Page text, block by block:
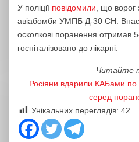
У поліції повідомили , що ворог
авіабомби УМПБ Д-30 СН.
осколкові поранення отримав
госпіталізовано до лікарні.
Читайте
Росіяни вдарили КАБами по
серед
Унікальних переглядів: 42